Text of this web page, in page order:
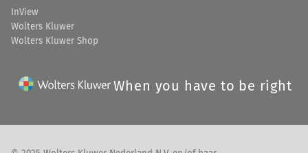
InView
Wolters Kluwer
Wolters Kluwer Shop
When you have to be right